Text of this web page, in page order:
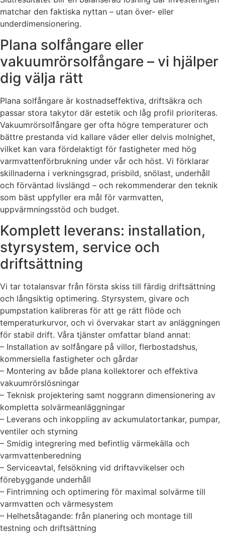
matchar den faktiska nyttan – utan över- eller
underdimensionering.
Plana solfångare eller
vakuumrörsolfångare – vi hjälper
dig välja rätt
Plana solfångare är kostnadseffektiva, driftsäkra och
passar stora takytor där estetik och låg profil prioriteras.
Vakuumrörsolfångare ger ofta högre temperaturer och
bättre prestanda vid kallare väder eller delvis molnighet,
vilket kan vara fördelaktigt för fastigheter med hög
varmvattenförbrukning under vår och höst. Vi förklarar
skillnaderna i verkningsgrad, prisbild, snölast, underhåll
och förväntad livslängd – och rekommenderar den teknik
som bäst uppfyller era mål för varmvatten,
uppvärmningsstöd och budget.
Komplett leverans: installation,
styrsystem, service och
driftsättning
Vi tar totalansvar från första skiss till färdig driftsättning
och långsiktig optimering. Styrsystem, givare och
pumpstation kalibreras för att ge rätt flöde och
temperaturkurvor, och vi övervakar start av anläggningen
för stabil drift. Våra tjänster omfattar bland annat:
– Installation av solfångare på villor, flerbostadshus,
kommersiella fastigheter och gårdar
– Montering av både plana kollektorer och effektiva
vakuumrörslösningar
– Teknisk projektering samt noggrann dimensionering av
kompletta solvärmeanläggningar
– Leverans och inkoppling av ackumulatortankar, pumpar,
ventiler och styrning
– Smidig integrering med befintlig värmekälla och
varmvattenberedning
– Serviceavtal, felsökning vid driftavvikelser och
förebyggande underhåll
– Fintrimning och optimering för maximal solvärme till
varmvatten och värmesystem
– Helhetsåtagande: från planering och montage till
testning och driftsättning